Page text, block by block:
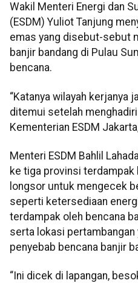
Wakil Menteri Energi dan
(ESDM) Yuliot Tanjung
emas yang disebut-sebut
banjir bandang di Pulau
bencana.
“Katanya wilayah kerjanya
ditemui setelah
Kementerian ESDM
Menteri ESDM Bahlil
ke tiga provinsi terdampak
longsor untuk mengecek
seperti ketersediaan
terdampak oleh bencana
serta lokasi
penyebab bencana banjir
“Ini dicek di lapangan,